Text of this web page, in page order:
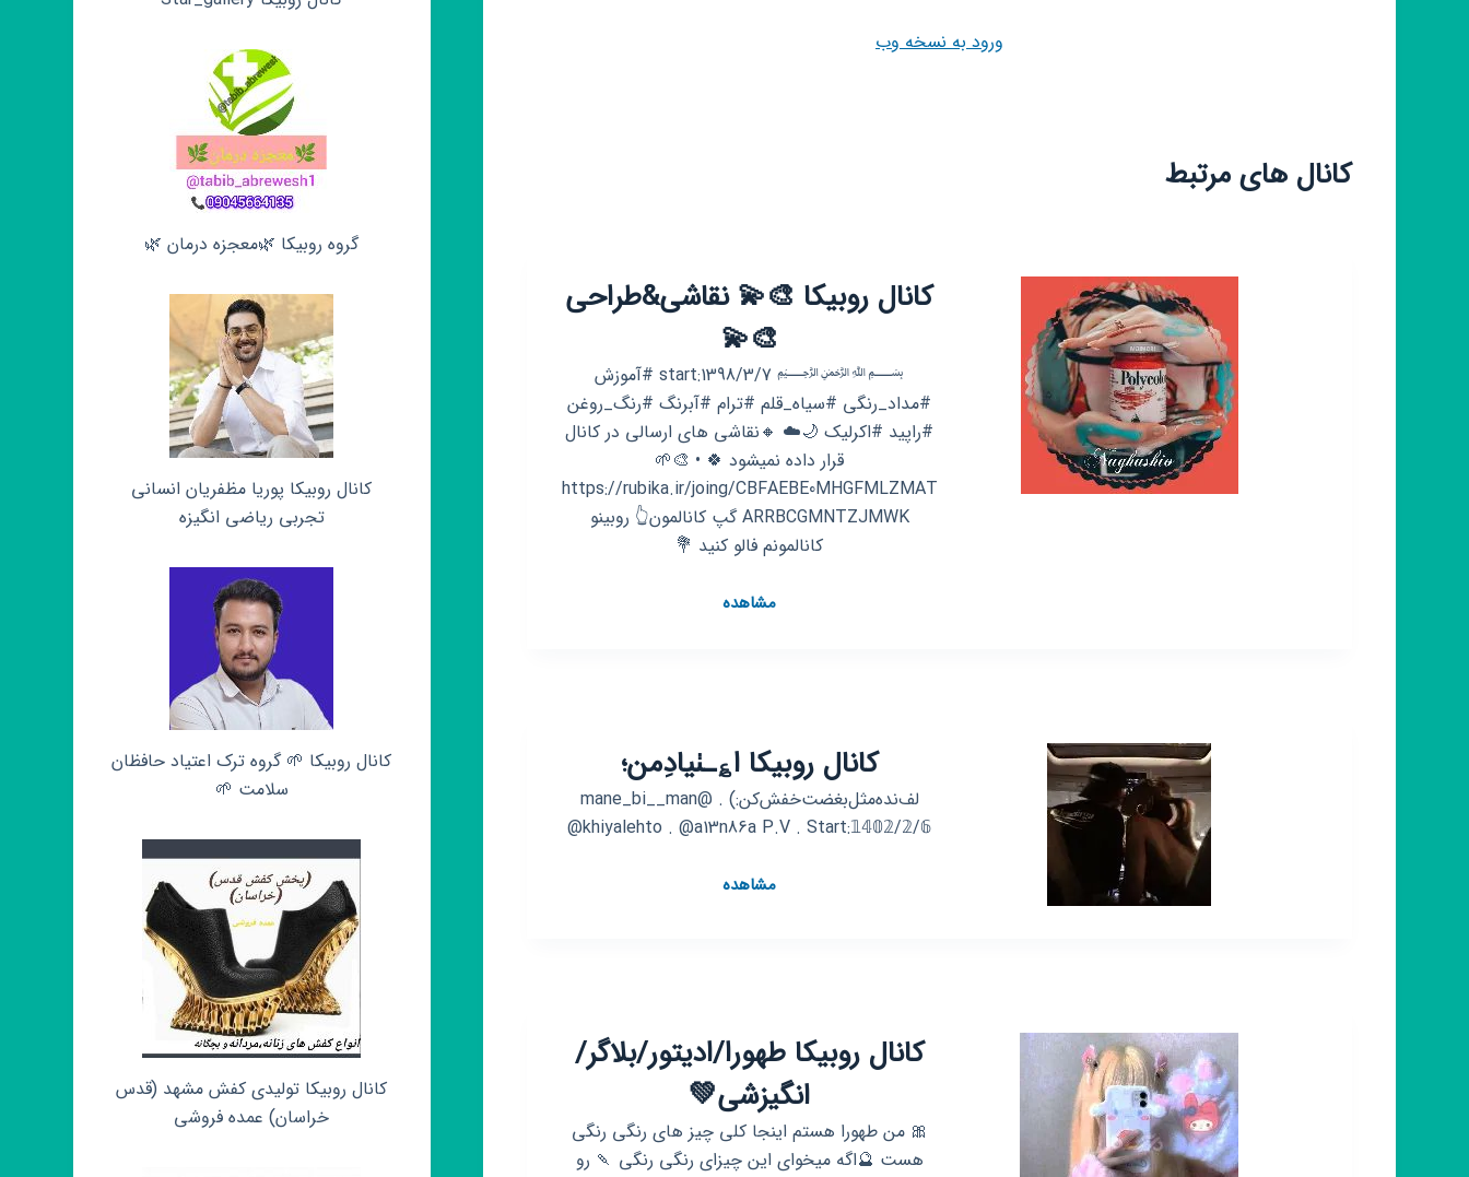
ورود به نسخه وب
کانال های مرتبط
کانال روبیکا 🎨💫 نقاشی&طراحی
🎨💫
﷽ start:1398/3/7 #آموزش
#مداد_رنگی #سیاه_قلم #ترام #آبرنگ #رنگ_روغن
#راپید #اکرلیک 🌙☁️ 🔸️نقاشی های ارسالی در کانال
قرار داده نمیشود 🍀 • 🎨🌱
https://rubika.ir/joing/CBFAEBE0MHGFMLZMAT
ARRBCGMNTZJMWK گپ کانالمون👆 روبینو
کانالمونم فالو کنید 💐
مشاهدهکانال
💫
کانال روبیکا ا؏ـٺیاد‌ِمن؛
لف‌نده‌مثل‌بغضت‌خفش‌کن‌:) . @mane_bi__man
@khiyalehto . @a13n86a P.V . Start:𝟙𝟜𝟘𝟚/𝟚/𝟞
مشاهدهکانال
کانال روبیکا طهورا/ادیتور/بلاگر/
انگیزشی💚
🎀 من طهورا هستم اینجا کلی چیز های رنگی رنگی
هست 🔮اگه میخوای این چیزای رنگی رنگی 🍡 رو
گروه روبیکا 🌿معجزه درمان 🌿
کانال روبیکا پوریا مظفریان انسانی
تجربی ریاضی انگیزه
کانال روبیکا 🌱 گروه ترک اعتیاد حافظان
سلامت 🌱
کانال روبیکا تولیدی کفش مشهد (قدس
خراسان) عمده فروشی